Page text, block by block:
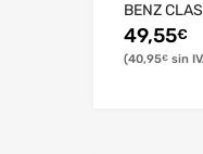
BENZ
49,55€
40,95€